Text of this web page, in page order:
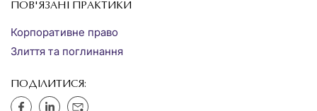
ПОВ'ЯЗАНІ ПРАКТИКИ
Корпоративне право
Злиття та поглинання
ПОДІЛИТИСЯ: